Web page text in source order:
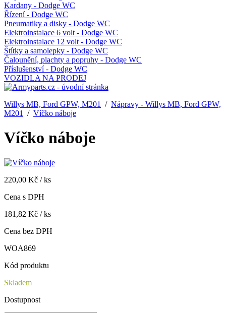
Kardany - Dodge WC
Řízení - Dodge WC
Pneumatiky a disky - Dodge WC
Elektroinstalace 6 volt - Dodge WC
Elektroinstalace 12 volt - Dodge WC
Štítky a samolepky - Dodge WC
Čalounění, plachty a popruhy - Dodge WC
Příslušenství - Dodge WC
VOZIDLA NA PRODEJ
Willys MB, Ford GPW, M201 / Nápravy - Willys MB, Ford GPW,
M201
/ Víčko náboje
Víčko náboje
220,00 Kč / ks
Cena s DPH
181,82 Kč / ks
Cena bez DPH
WOA869
Kód produktu
Skladem
Dostupnost